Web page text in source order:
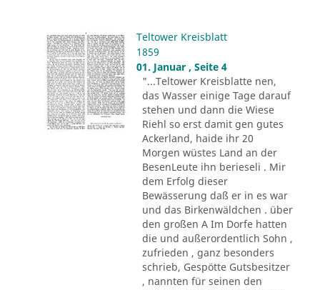
Teltower Kreisblatt
1859
01. Januar , Seite 4
"...Teltower Kreisblatte nen,
das Wasser einige Tage darauf
stehen und dann die Wiese
Riehl so erst damit gen gutes
Ackerland, haide ihr 20
Morgen wüstes Land an der
BesenLeute ihn berieseli . Mir
dem Erfolg dieser
Bewässerung daß er in es war
und das Birkenwäldchen . über
den großen A Im Dorfe hatten
die und außerordentlich Sohn ,
zufrieden , ganz besonders
schrieb, Gespötte Gutsbesitzer
, nannten für seinen den